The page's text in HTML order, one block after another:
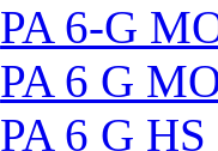
PA 6-G
PA 6 G
PA 6 G